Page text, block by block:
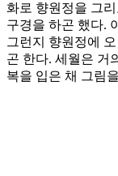
화로 향원정을 그
구경을 하곤 했다.
그런지 향원정에
곤 한다. 세월은 거
복을 입은 채 그림